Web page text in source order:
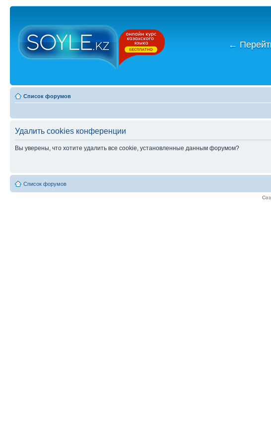
←
Список форумов
Удалить cookies конференции
Вы уверены, что хотите удалить все cookie, установленные данным форумом?
Список форумов